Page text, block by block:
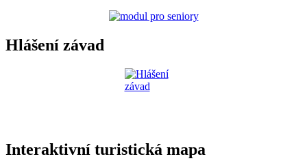
Hlášení závad
Interaktivní turistická mapa